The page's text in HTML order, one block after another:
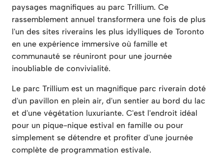
paysages magnifiques au parc Trillium. Ce
rassemblement annuel transformera une fois de plus
l'un des sites riverains les plus idylliques de Toronto
en une expérience immersive où famille et
communauté se réuniront pour une journée
inoubliable de convivialité.
Le parc Trillium est un magnifique parc riverain doté
d'un pavillon en plein air, d'un sentier au bord du lac
et d'une végétation luxuriante. C'est l'endroit idéal
pour un pique-nique estival en famille ou pour
simplement se détendre et profiter d'une journée
complète de programmation estivale.